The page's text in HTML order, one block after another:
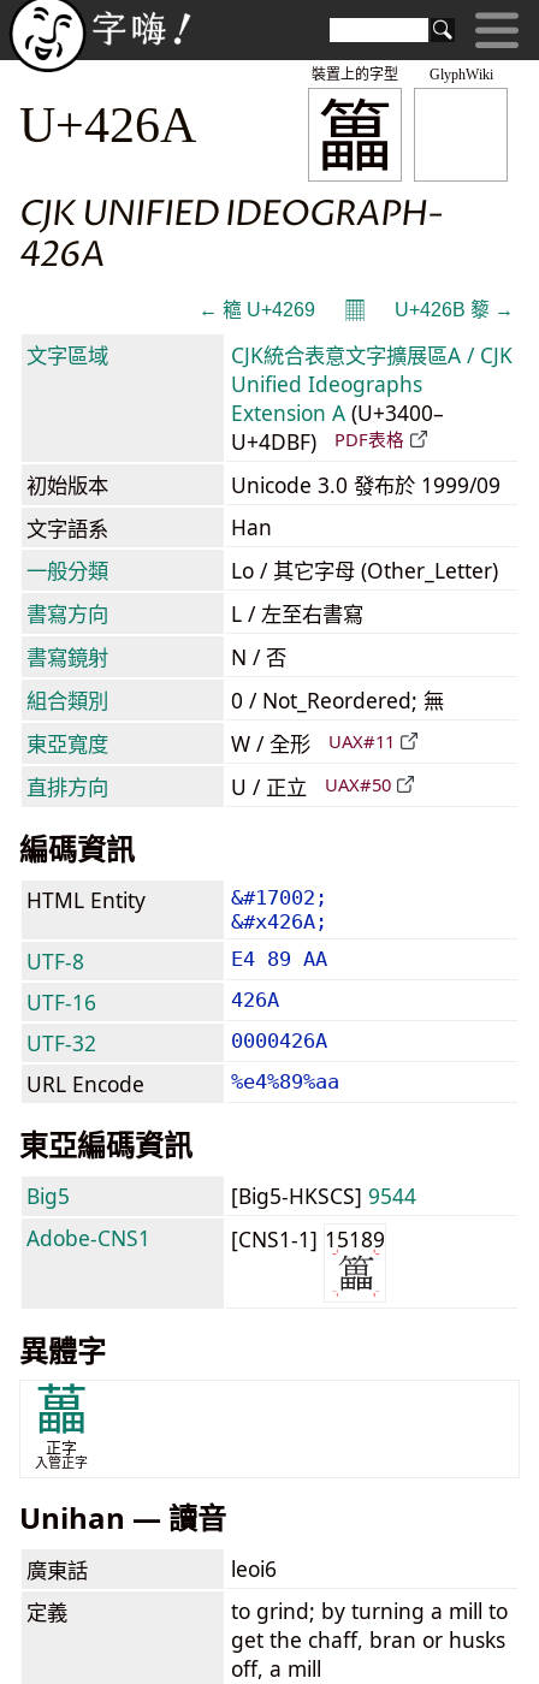
GlyphWiki
䉪
裝置上的字型
U+426A
CJK UNIFIED IDEOGRAPH-
426A
← 䉩 U+4269 𝄜 U+426B 䉫 →
文字區域
CJK統合表意文字擴展區A / CJK
Unified Ideographs
Extension A (U+3400–
U+4DBF)
PDF表格
初始版本
Unicode 3.0 發布於 1999/09
文字語系
Han
一般分類
Lo / 其它字母 (Other_Letter)
書寫方向
L / 左至右書寫
書寫鏡射
N / 否
組合類別
0 / Not_Reordered; 無
東亞寬度
W / 全形 UAX#11
直排方向 U / 正立 UAX#50
編碼資訊
HTML Entity
&#17002;
&#x426A;
UTF-8 E4 89 AA
UTF-16 426A
UTF-32 0000426A
URL Encode %e4%89%aa
東亞編碼資訊
Big5 [Big5-HKSCS] 9544
Adobe-CNS1
[CNS1-1] 15189
異體字
藟
正字
入管正字
Unihan — 讀音
廣東話
leoi6
定義
to grind; by turning a mill to
get the chaff, bran or husks
off, a mill